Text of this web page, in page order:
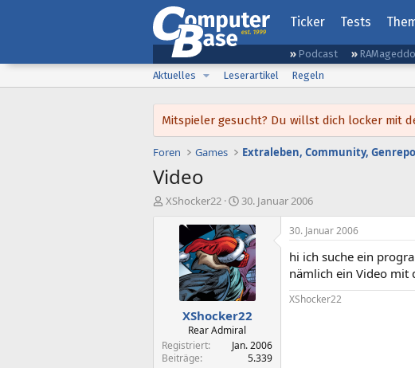
Ticker Tests
Podcast
Aktuelles
Leserartikel Regeln
Mitspieler gesucht? Du willst dich locker mit
Foren Games Extraleben, Community,
Video
E
XShocker22
E
s
t
e
l
l
t
a
m
30. Januar 2006
XShocker22
Rear Admiral
Registriert
Jan. 2006
Beiträge
5.339
30. Januar 2006
hi ich suche ein
nämlich ein Video mit
XShocker22